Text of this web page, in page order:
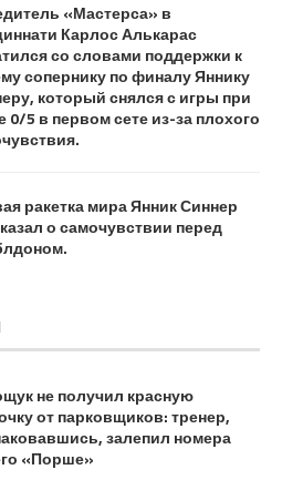
«Мастерса» в
Карлос Алькарас
со словами поддержки к
сопернику по финалу Яннику
который снялся с игры при
0/5 в первом сете из-за плохого
ракетка мира Янник Синнер
о самочувствии перед
не получил красную
от парковщиков: тренер,
залепил номера
«Порше»